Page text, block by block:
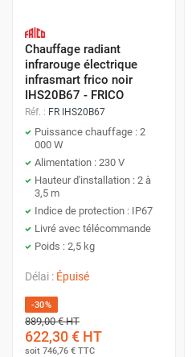
Chauffage radiant
infrarouge électrique
infrasmart frico noir
IHS20B67 - FRICO
Réf. : FR IHS20B67
Puissance chauffage : 2
000 W
Alimentation : 230 V
Hauteur d'installation : 2 à
3,5 m
Indice de protection : IP67
Livré avec télécommande
Poids : 2,5 kg
Délai : Épuisé
-30%
889,00 €HT
622,30 € HT
soit 746,76 € TTC